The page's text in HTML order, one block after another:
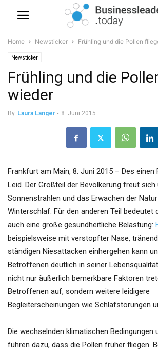
Home Newsticker Frühling und die Pollen
Newsticker
Frühling und die
wieder
By Laura Langer - 8. Juni 2015
Frankfurt am Main, 8. Juni 2015 – Des einen
Leid. Der Großteil der Bevölkerung freut
Sonnenstrahlen und das Erwachen der
Winterschlaf. Für den anderen Teil bedeutet
auch eine große gesundheitliche Belastung:
beispielsweise mit verstopfter Nase,
ständigen Niesattacken einhergehen kann
Betroffenen deutlich in seiner
nicht nur äußerlich bemerkbare Faktoren
Betroffenen auf, sondern weitere leidigere
Begleiterscheinungen wie Schlafstörungen
Die wechselnden klimatischen Bedingungen
führen dazu, dass die Pollen früher fliegen.